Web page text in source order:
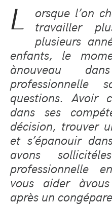
L orsque l’on
travailler
plusieurs ann
enfants, le
ànouveau
professionnelle
questions. Avoir
dans ses compé
décision, trouver
et s’épanouir
avons sollicité
professionnelle
vous aider à
après un congé